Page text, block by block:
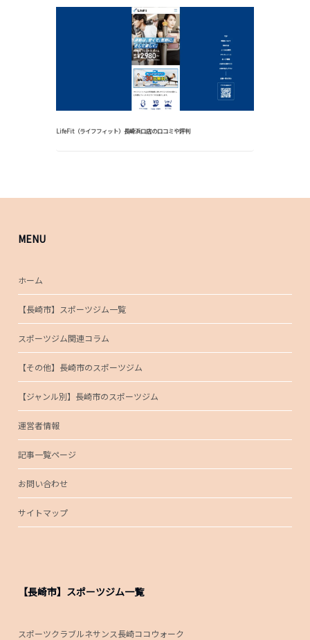
LifeFit（ライフフィット）長崎浜口店の口コミや評判
MENU
ホーム
【長崎市】スポーツジム一覧
スポーツジム関連コラム
【その他】長崎市のスポーツジム
【ジャンル別】長崎市のスポーツジム
運営者情報
記事一覧ページ
お問い合わせ
サイトマップ
【長崎市】スポーツジム一覧
スポーツクラブルネサンス長崎ココウォーク